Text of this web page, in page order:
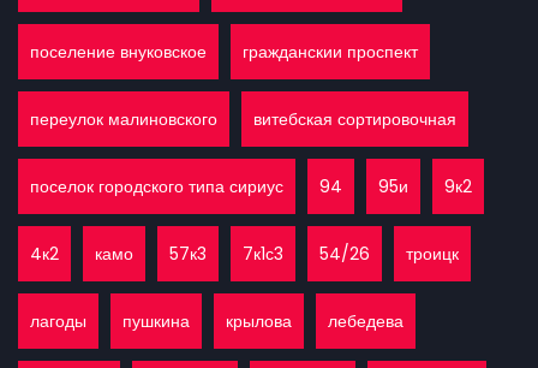
поселение внуковское гражданскии проспект
переулок малиновского витебская сортировочная
поселок городского типа сириус 94 95и 9к2
4к2 камо 57к3 7к1с3 54/26 троицк
лагоды пушкина крылова лебедева